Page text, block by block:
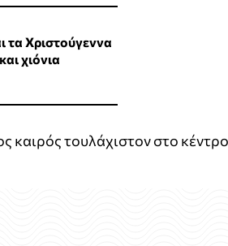
τα Χριστούγεννα
χιόνια
καιρός τουλάχιστον στο κέντρο